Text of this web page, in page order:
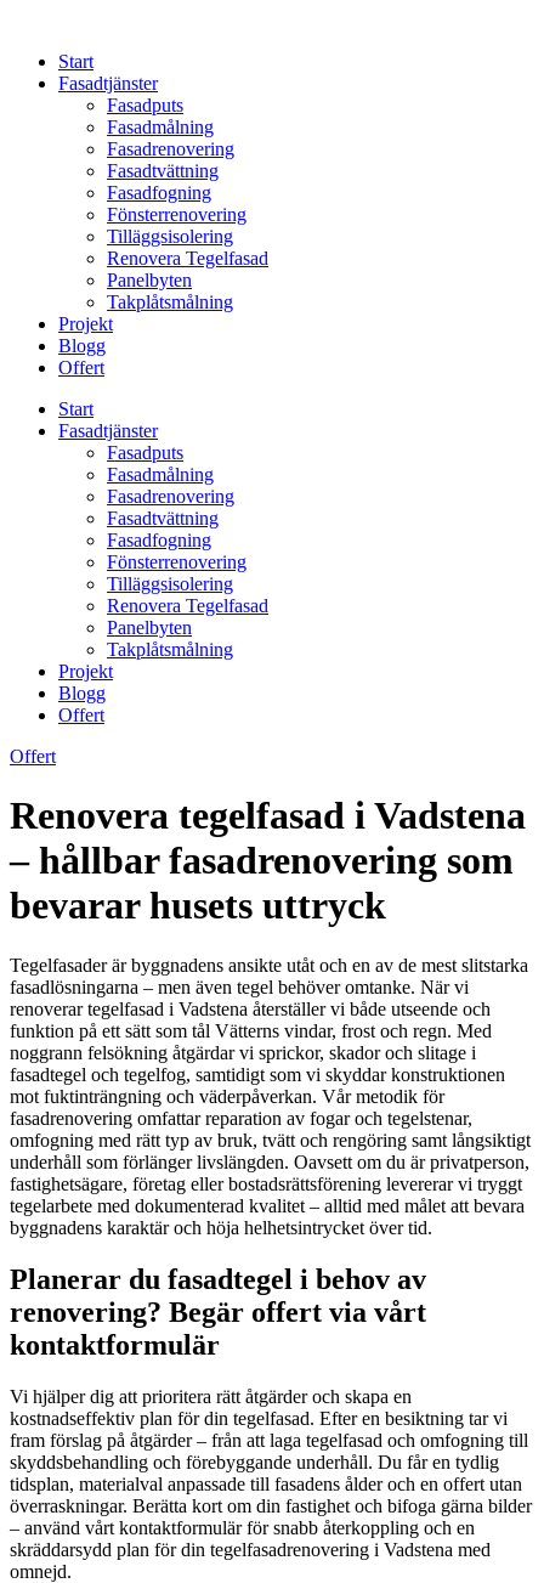
contentStart
Fasadtjänster
Fasadputs
Fasadmålning
Fasadrenovering
Fasadtvättning
Fasadfogning
Fönsterrenovering
Tilläggsisolering
Renovera Tegelfasad
Panelbyten
Takplåtsmålning
Projekt
Blogg
Offert
Start
Fasadtjänster
Fasadputs
Fasadmålning
Fasadrenovering
Fasadtvättning
Fasadfogning
Fönsterrenovering
Tilläggsisolering
Renovera Tegelfasad
Panelbyten
Takplåtsmålning
Projekt
Blogg
Offert
Offert
Renovera tegelfasad i Vadstena
– hållbar fasadrenovering som
bevarar husets uttryck
Tegelfasader är byggnadens ansikte utåt och en av de mest slitstarka
fasadlösningarna – men även tegel behöver omtanke. När vi
renoverar tegelfasad i Vadstena återställer vi både utseende och
funktion på ett sätt som tål Vätterns vindar, frost och regn. Med
noggrann felsökning åtgärdar vi sprickor, skador och slitage i
fasadtegel och tegelfog, samtidigt som vi skyddar konstruktionen
mot fuktinträngning och väderpåverkan. Vår metodik för
fasadrenovering omfattar reparation av fogar och tegelstenar,
omfogning med rätt typ av bruk, tvätt och rengöring samt långsiktigt
underhåll som förlänger livslängden. Oavsett om du är privatperson,
fastighetsägare, företag eller bostadsrättsförening levererar vi tryggt
tegelarbete med dokumenterad kvalitet – alltid med målet att bevara
byggnadens karaktär och höja helhetsintrycket över tid.
Planerar du fasadtegel i behov av
renovering? Begär offert via vårt
kontaktformulär
Vi hjälper dig att prioritera rätt åtgärder och skapa en
kostnadseffektiv plan för din tegelfasad. Efter en besiktning tar vi
fram förslag på åtgärder – från att laga tegelfasad och omfogning till
skyddsbehandling och förebyggande underhåll. Du får en tydlig
tidsplan, materialval anpassade till fasadens ålder och en offert utan
överraskningar. Berätta kort om din fastighet och bifoga gärna bilder
– använd vårt kontaktformulär för snabb återkoppling och en
skräddarsydd plan för din tegelfasadrenovering i Vadstena med
omnejd.